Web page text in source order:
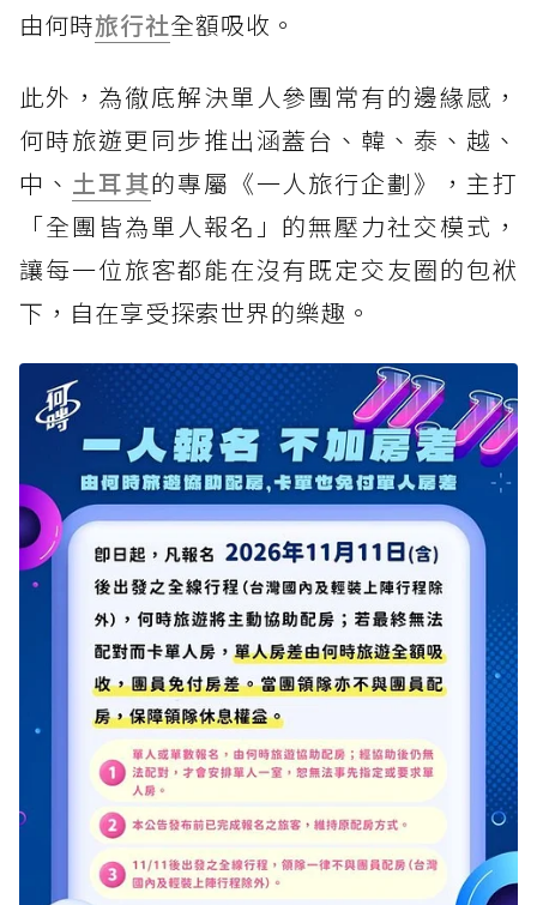
由何時旅行社全額吸收。
此外，為徹底解決單人參團常有的邊緣感，
何時旅遊更同步推出涵蓋台、韓、泰、越、
中、 土耳其的專屬《一人旅行企劃》，主打
「全團皆為單人報名」的無壓力社交模式，
讓每一位旅客都能在沒有既定交友圈的包袱
下，自在享受探索世界的樂趣。